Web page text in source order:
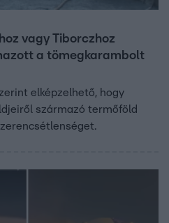
vagy Tiborczhoz
a tömegkarambolt
elképzelhető, hogy
származó termőföld